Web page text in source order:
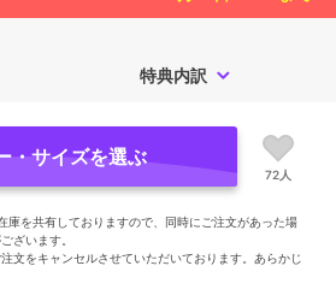
特典内訳
・サイズを選ぶ
72人
庫を共有しておりますので、同時にご注文があった場
ざいます。
文をキャンセルさせていただいております。あらかじ